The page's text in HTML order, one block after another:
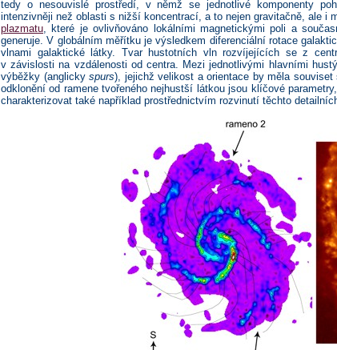
tedy o nesouvislé prostředí, v němž se jednotlivé komponenty
intenzivněji než oblasti s nižší koncentrací, a to nejen gravitačně, ale i
plazmatu, které je ovlivňováno lokálními magnetickými poli a
generuje. V globálním měřítku je výsledkem diferenciální rotace
vlnami galaktické látky. Tvar hustotních vln rozvíjejících se z
v závislosti na vzdálenosti od centra. Mezi jednotlivými hlavními
výběžky (anglickyspurs), jejichž velikost a orientace by měla
odklonění od ramene tvořeného nejhustší látkou jsou klíčové
charakterizovat také například prostřednictvím rozvinutí těchto